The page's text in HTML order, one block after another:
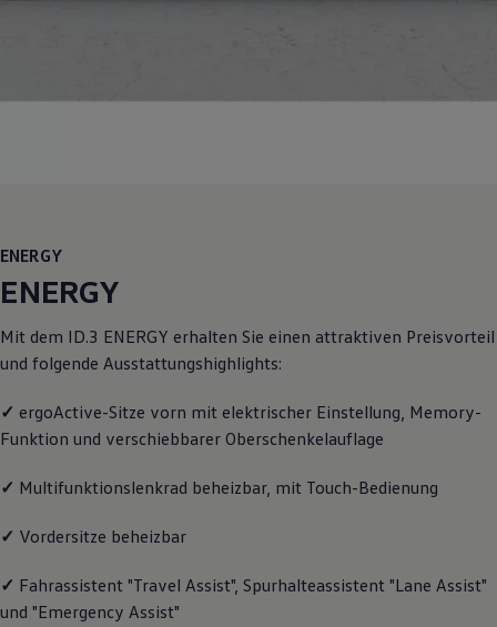
Volkswagen Teile
Updates für Software, Karten und Radio
Über Ihr Auto
Vorgängermodelle
Volkswagen Kundenbetreuung
Warn- und Kontrollleuchten
Digitale Betriebsanleitung
Live Beratung
Lifestyle
Familie
Elektromobilität
Volkswagen R
ENERGY
ENERGY
Mit dem ID.3 ENERGY erhalten Sie einen attraktiven Preisvorteil
und folgende Ausstattungshighlights:
✓ ergoActive-Sitze vorn mit elektrischer Einstellung, Memory-
Funktion und verschiebbarer Oberschenkelauflage
✓ Multifunktionslenkrad beheizbar, mit Touch-Bedienung
✓ Vordersitze beheizbar
✓ Fahrassistent "Travel Assist", Spurhalteassistent "Lane Assist"
und "Emergency Assist"